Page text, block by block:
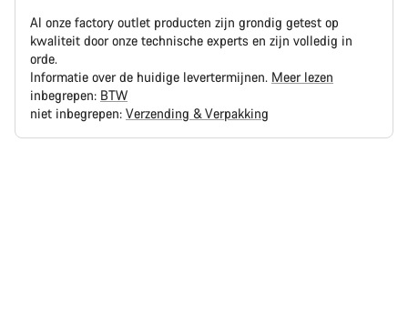
Al onze factory outlet producten zijn grondig getest op
kwaliteit door onze technische experts en zijn volledig in
orde.
Informatie over de huidige levertermijnen. Meer lezen
inbegrepen: BTW
niet inbegrepen: Verzending & Verpakking